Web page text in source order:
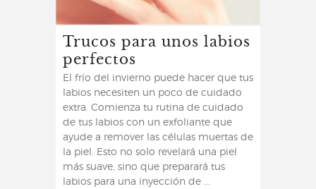
Trucos para unos labios
perfectos
El frío del invierno puede hacer que tus
labios necesiten un poco de cuidado
extra. Comienza tu rutina de cuidado
de tus labios con un exfoliante que
ayude a remover las células muertas de
la piel. Esto no solo revelará una piel
más suave, sino que preparará tus
labios para una inyección de ...